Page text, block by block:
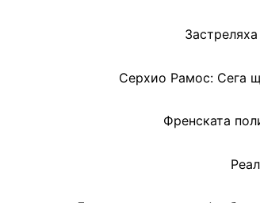
Серхио Рамос: Сега
Френската